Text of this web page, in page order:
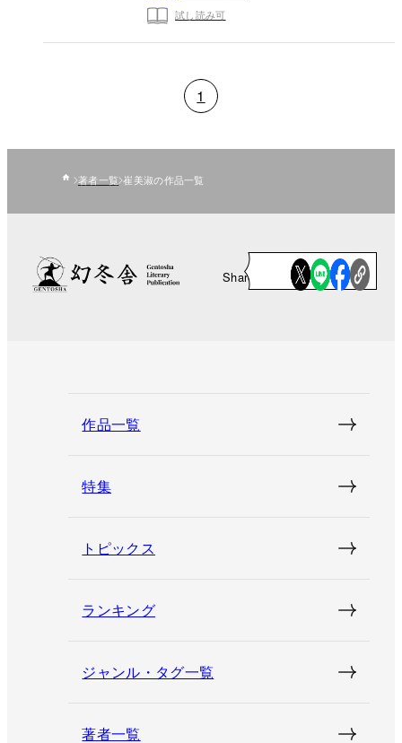
試し読み可
1
著者一覧 崔美淑の作品一覧
Share
作品一覧
特集
トピックス
ランキング
ジャンル・タグ一覧
著者一覧